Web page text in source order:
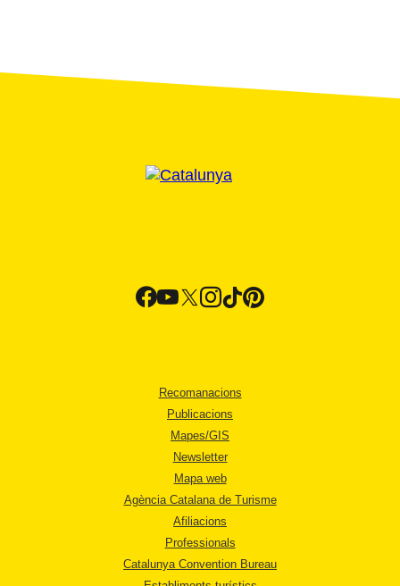
Recomanacions
Publicacions
Mapes/GIS
Newsletter
Mapa web
Agència Catalana de Turisme
Afiliacions
Professionals
Catalunya Convention Bureau